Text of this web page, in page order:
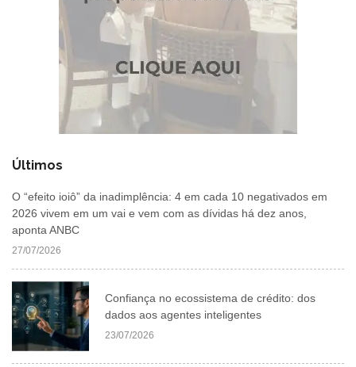
Últimos
O “efeito ioiô” da inadimplência: 4 em cada 10 negativados em
2026 vivem em um vai e vem com as dívidas há dez anos,
aponta ANBC
27/07/2026
Confiança no ecossistema de crédito: dos
dados aos agentes inteligentes
23/07/2026